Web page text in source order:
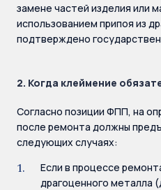
замене частей изделия или
использованием припоя из
подтверждено
2. Когда клеймение
Согласно позиции ФПП, на
после ремонта должны
следующих случаях:
Если в процессе
драгоценного металла